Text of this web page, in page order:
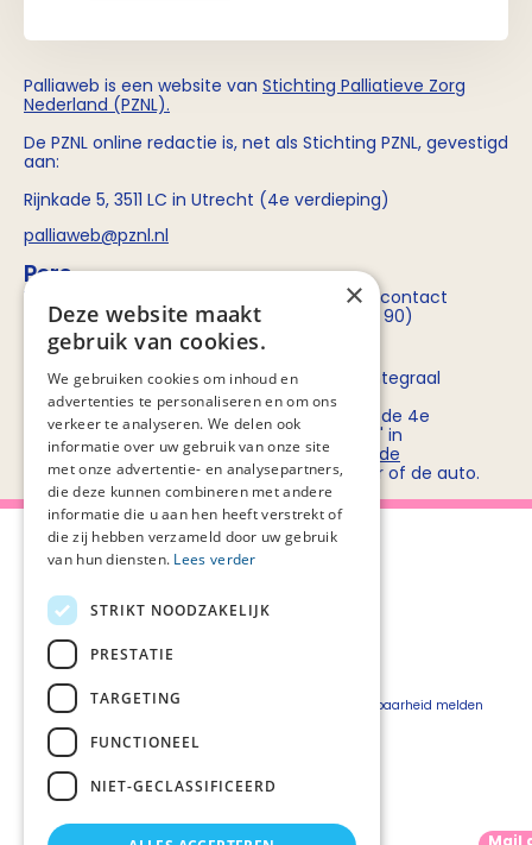
Palliaweb is een website van Stichting Palliatieve Zorg
Nederland (PZNL).
De PZNL online redactie is, net als Stichting PZNL, gevestigd
aan:
Rijnkade 5, 3511 LC in Utrecht (4e verdieping)
palliaweb@pznl.nl
Pers
Voor persvragen over Stichting PZNL kun je contact
opnemen metRob Bruntink(06 - 55 52 72 90)
Routebeschrijving
Stichting PZNL deelt het kantoor met het Integraal
Kankercentrum Nederland (IKNL). Ons
kantoor/vergadercentrum bevindt zich op de 4e
verdieping van kantoorgebouw 'De Utrecht' in
winkelcentrum Hoog Catharijne. Bekijk
hier de
routebeschrijvingenvoor openbaar vervoer of de auto.
Over Palliaweb
Over PZNL
Pers
Vacatures
Webshop
Privacyverklaring
Beveiligingskwetsbaarheid melden
Mail
×
Deze website maakt
gebruik van cookies.
We gebruiken cookies om inhoud en
advertenties te personaliseren en om ons
verkeer te analyseren. We delen ook
informatie over uw gebruik van onze site
met onze advertentie- en analysepartners,
die deze kunnen combineren met andere
informatie die u aan hen heeft verstrekt of
die zij hebben verzameld door uw gebruik
van hun diensten. Lees verder
STRIKT NOODZAKELIJK
PRESTATIE
TARGETING
FUNCTIONEEL
NIET-GECLASSIFICEERD